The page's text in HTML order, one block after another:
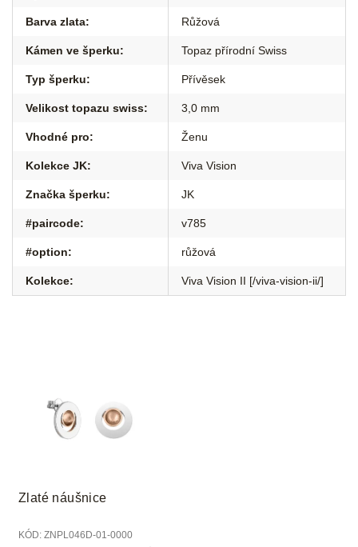
Barva zlata: Růžová
Kámen ve šperku: Topaz přírodní Swiss
Typ šperku: Přívěsek
Velikost topazu swiss: 3,0 mm
Vhodné pro: Ženu
Kolekce JK: Viva Vision
Značka šperku: JK
#paircode: v785
#option: růžová
Kolekce: Viva Vision II [/viva-vision-ii/]
Zlaté náušnice
KÓD: ZNPL046D-01-0000